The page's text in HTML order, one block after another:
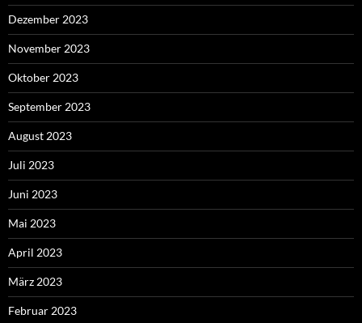
Dezember 2023
November 2023
Oktober 2023
September 2023
August 2023
Juli 2023
Juni 2023
Mai 2023
April 2023
März 2023
Februar 2023